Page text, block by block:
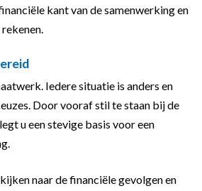
kant van de samenwerking en
Iedere situatie is anders en
Door vooraf stil te staan bij de
u een stevige basis voor een
naar de financiële gevolgen en